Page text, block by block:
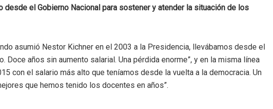
el Gobierno Nacional para sostener y atender la situación de los
asumió Nestor Kichner en el 2003 a la Presidencia, llevábamos desde el
Doce años sin aumento salarial. Una pérdida enorme”, y en la misma línea
con el salario más alto que teníamos desde la vuelta a la democracia. Un
que hemos tenido los docentes en años”.